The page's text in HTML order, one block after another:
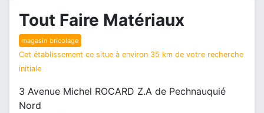
Tout Faire Matériaux
magasin bricolage
Cet établissement ce situe à environ 35 km de votre recherche
initiale
3 Avenue Michel ROCARD Z.A de Pechnauquié
Nord